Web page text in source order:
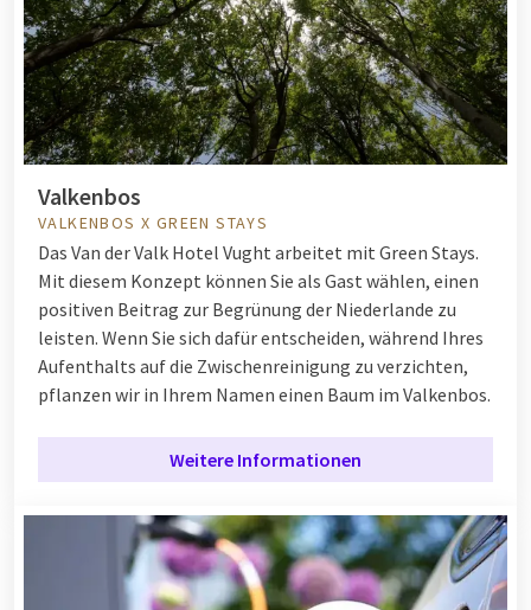
Valkenbos
VALKENBOS X GREEN STAYS
Das Van der Valk Hotel Vught arbeitet mit Green Stays.
Mit diesem Konzept können Sie als Gast wählen, einen
positiven Beitrag zur Begrünung der Niederlande zu
leisten. Wenn Sie sich dafür entscheiden, während Ihres
Aufenthalts auf die Zwischenreinigung zu verzichten,
pflanzen wir in Ihrem Namen einen Baum im Valkenbos.
Weitere Informationen